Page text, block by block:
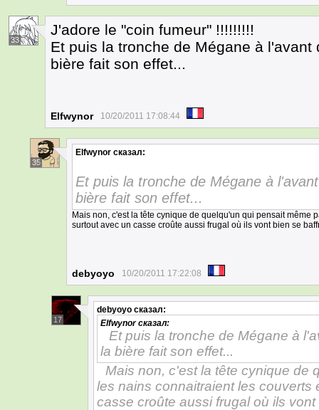
33
J'adore le "coin fumeur" !!!!!!!!!
Et puis la tronche de Mégane à
bière fait son effet...
Elfwynor 10/20/2011 17:08:44
35
Elfwynor сказал:
Et puis la tronche de Mégane à
bière fait son effet...
Mais non, c'est la tête cynique de quelqu'un qui pensait même
surtout avec un casse croûte aussi frugal où ils vont bien se
debyoyo 10/20/2011 17:22:08
17
debyoyo сказал:
Elfwynorсказал:
Et puis la tronche de Mégane à
la bière fait son effet...
Mais non, c'est la tête cynique de
les nains connaitraient les couverts
casse croûte aussi frugal où ils